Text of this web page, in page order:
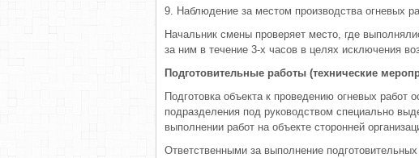
9. Наблюдение за местом производства огневых
Начальник смены проверяет место, где
за ним в течение 3-х часов в целях исключения
Подготовительные работы (технические
Подготовка объекта к проведению огневых работ
подразделения под руководством специально
выполнении работ на объекте сторонней
Ответственными за выполнение